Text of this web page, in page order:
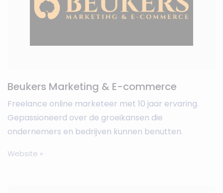
Beukers Marketing & E-commerce
Freelance online marketeer met 10 jaar ervaring.
Gepassioneerd over de groeikansen die
ondernemers en bedrijven kunnen benutten.
Website »